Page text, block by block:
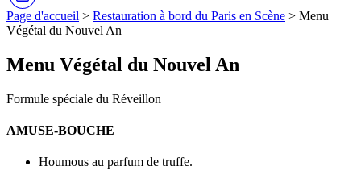
Page d'accueil > Restauration à bord du Paris en Scène > Menu
Végétal du Nouvel An
Menu Végétal du Nouvel An
Formule spéciale du Réveillon
AMUSE-BOUCHE
Houmous au parfum de truffe.